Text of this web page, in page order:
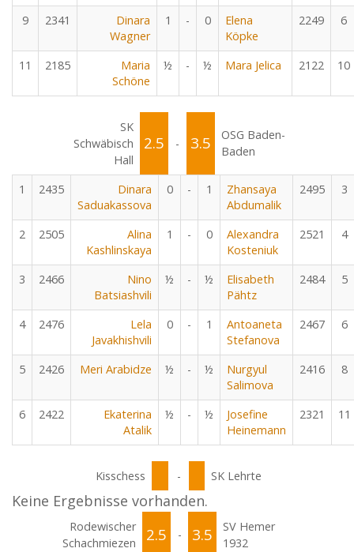
9 2341
Dinara
Wagner
1 - 0
Elena
Köpke
2249 6
11 2185
Maria
Schöne
½ - ½ Mara Jelica 2122 10
SK
Schwäbisch
Hall
2.5 - 3.5
OSG Baden-
Baden
1 2435
Dinara
Saduakassova
0 - 1
Zhansaya
Abdumalik
2495 3
2 2505
Alina
Kashlinskaya
1 - 0
Alexandra
Kosteniuk
2521 4
3 2466
Nino
Batsiashvili
½ - ½
Elisabeth
Pähtz
2484 5
4 2476
Lela
Javakhishvili
0 - 1
Antoaneta
Stefanova
2467 6
5 2426 Meri Arabidze ½ - ½
Nurgyul
Salimova
2416 8
6 2422
Ekaterina
Atalik
½ - ½
Josefine
Heinemann
2321 11
Kisschess - SK Lehrte
Keine Ergebnisse vorhanden.
Rodewischer
Schachmiezen
2.5 - 3.5
SV Hemer
1932